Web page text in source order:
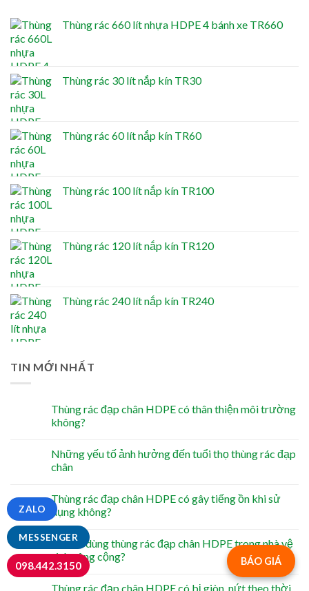
Thùng rác 660 lít nhựa HDPE 4 bánh xe TR660
Thùng rác 30 lít nắp kín TR30
Thùng rác 60 lít nắp kín TR60
Thùng rác 100 lít nắp kín TR100
Thùng rác 120 lít nắp kín TR120
Thùng rác 240 lít nắp kín TR240
TIN MỚI NHẤT
Thùng rác đạp chân HDPE có thân thiện môi trường
không?
Những yếu tố ảnh hưởng đến tuổi thọ thùng rác đạp
chân
Thùng rác đạp chân HDPE có gây tiếng ồn khi sử
dụng không?
Có nên dùng thùng rác đạp chân HDPE trong nhà vệ
sinh công cộng?
Thùng rác đạp chân HDPE có bị giòn, nứt theo thời
BÁO GIÁ
MESSENGER
ZALO
098.442.3150